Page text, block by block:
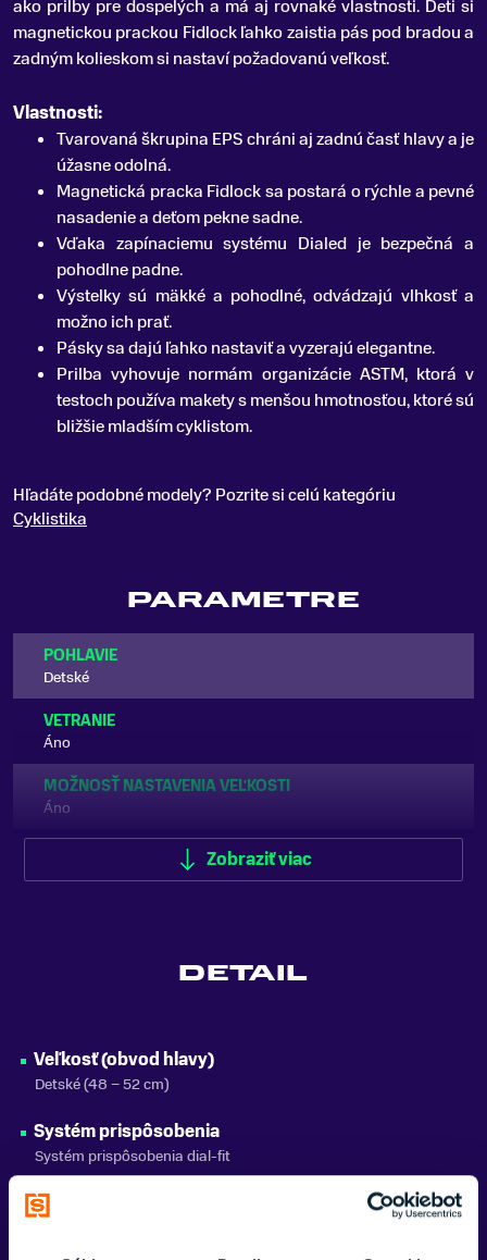
ako prilby pre dospelých a má aj rovnaké vlastnosti. Deti si
magnetickou prackou Fidlock ľahko zaistia pás pod bradou a
zadným kolieskom si nastaví požadovanú veľkosť.
Vlastnosti:
Tvarovaná škrupina EPS chráni aj zadnú časť hlavy a je
úžasne odolná.
Magnetická pracka Fidlock sa postará o rýchle a pevné
nasadenie a deťom pekne sadne.
Vďaka zapínaciemu systému Dialed je bezpečná a
pohodlne padne.
Výstelky sú mäkké a pohodlné, odvádzajú vlhkosť a
možno ich prať.
Pásky sa dajú ľahko nastaviť a vyzerajú elegantne.
Prilba vyhovuje normám organizácie ASTM, ktorá v
testoch používa makety s menšou hmotnosťou, ktoré sú
bližšie mladším cyklistom.
Hľadáte podobné modely? Pozrite si celú kategóriu
Cyklistika
PARAMETRE
POHLAVIE
Detské
VETRANIE
Áno
MOŽNOSŤ NASTAVENIA VEĽKOSTI
Áno
VISOR / OCHRANNÝ ŠTÍT
Zobraziť menej
Zobraziť viac
DETAIL
Veľkosť (obvod hlavy)
Detské (48 − 52 cm)
Systém prispôsobenia
Systém prispôsobenia dial-fit
Materiál podložky